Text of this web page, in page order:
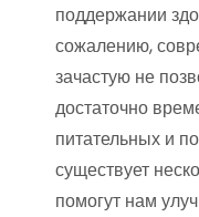
поддержании
сожалению,
зачастую не
достаточно
питательных и
существует
помогут нам